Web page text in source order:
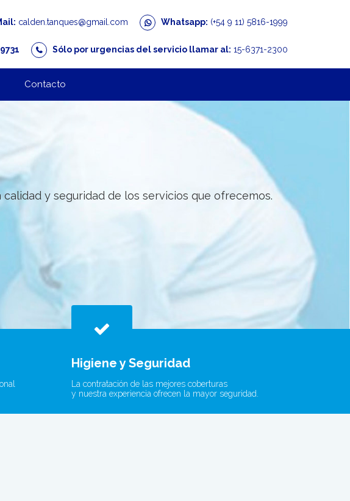
calden.tanques@gmail.com Whatsapp: (+54 9 11) 5816-1999
Sólo por urgencias del servicio llamar al: 15-6371-2300
Contacto
y seguridad de los servicios que ofrecemos.
Higiene y Seguridad
La contratación de las mejores coberturas
y nuestra experiencia ofrecen la mayor seguridad.